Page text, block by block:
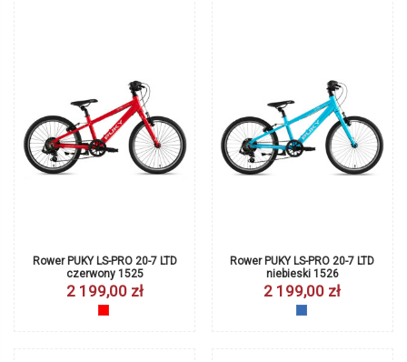
Rower PUKY LS-PRO 20-7 LTD
czerwony 1525
2 199,00 zł
czerwony
Rower PUKY LS-PRO 20-7 LTD
niebieski 1526
2 199,00 zł
niebieski